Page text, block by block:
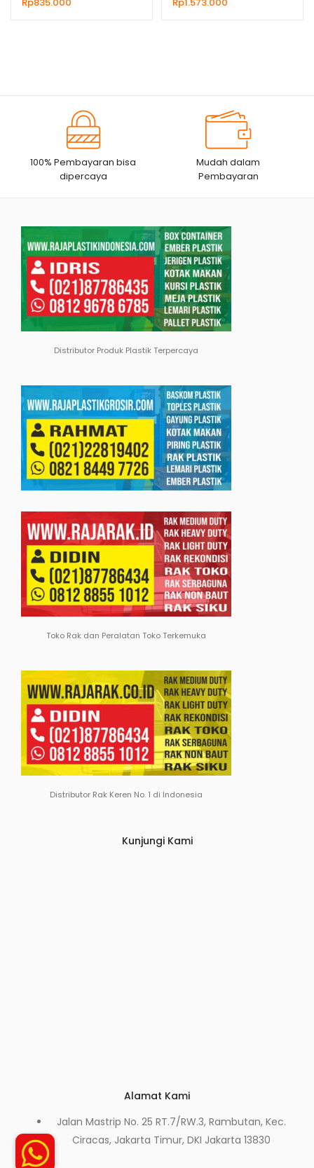
100% Pembayaran bisa
dipercaya
Mudah dalam
Pembayaran
Distributor Produk Plastik Terpercaya
Toko Rak dan Peralatan Toko Terkemuka
Distributor Rak Keren No. 1 di Indonesia
Kunjungi Kami
Alamat Kami
Jalan Mastrip No. 25 RT.7/RW.3, Rambutan, Kec.
Ciracas, Jakarta Timur, DKI Jakarta 13830